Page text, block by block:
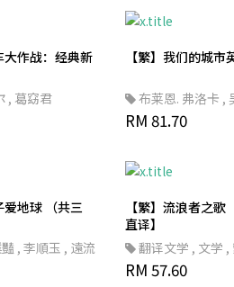
大作战：经典新
, 葛窈君
【繁】我们的城市
布莱恩. 弗洛卡 ,
RM 81.70
爱地球 （共三
, 李順玉 , 遠流
【繁】流浪者之歌
直译】
翻译文学 , 文学 ,
RM 57.60